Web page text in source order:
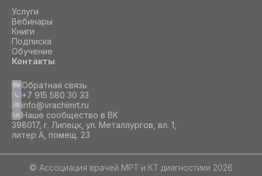
Услуги
Вебинары
Книги
Подписка
Обучение
Контакты
Обратная связь
+7 915 580 30 33
info@vrachimrt.ru
Наше сообщество в ВК
398017, г. Липецк, ул. Металлургов, вл. 1,
литер А, помещ. 23
© Ассоциация врачей МРТ и КТ диагностики 2026